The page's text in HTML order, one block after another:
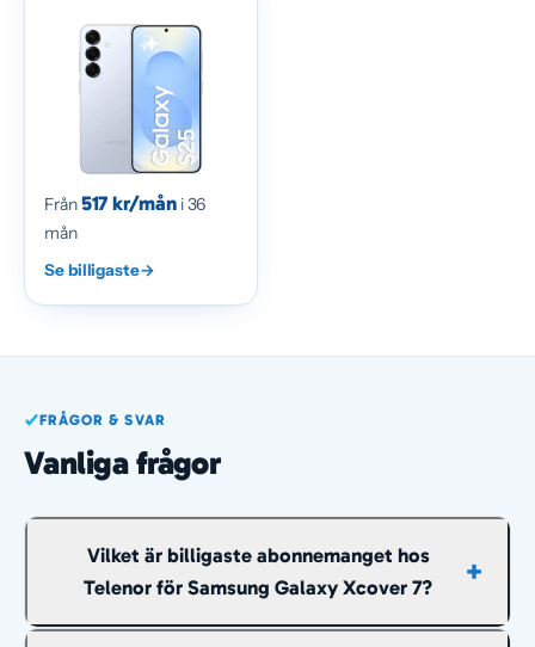
Från517 kr/måni 36
mån
Se billigaste→
FRÅGOR & SVAR
Vanliga frågor
Vilket är billigaste abonnemanget hos
Telenor för Samsung Galaxy Xcover 7?